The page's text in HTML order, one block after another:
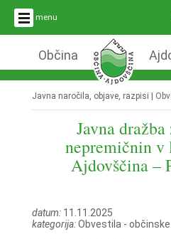
menu
Občina
Javna naročila, objave, razpisi |
Javna
nepremičnin v
Ajdovščina –
datum:11.11.2025
kategorija:Obvestila -